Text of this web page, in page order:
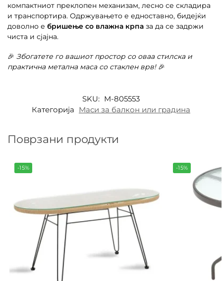
компактниот преклопен механизам, лесно се складира
и транспортира. Одржувањето е едноставно, бидејќи
доволно е бришење со влажна крпа за да се задржи
чиста и сјајна.
🎉 Збогатете го вашиот простор со оваа стилска и
практична метална маса со стаклен врв!🎉
SKU: M-805553
Категорија Маси за балкон или градина
Поврзани продукти
-15% -15%